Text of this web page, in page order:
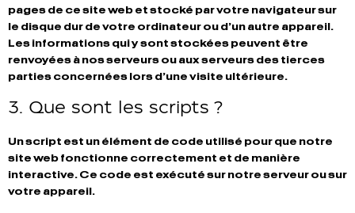
pages de ce site web et stocké par votre navigateur sur
le disque dur de votre ordinateur ou d’un autre appareil.
Les informations qui y sont stockées peuvent être
renvoyées à nos serveurs ou aux serveurs des tierces
parties concernées lors d’une visite ultérieure.
3. Que sont les scripts ?
Un script est un élément de code utilisé pour que notre
site web fonctionne correctement et de manière
interactive. Ce code est exécuté sur notre serveur ou sur
votre appareil.